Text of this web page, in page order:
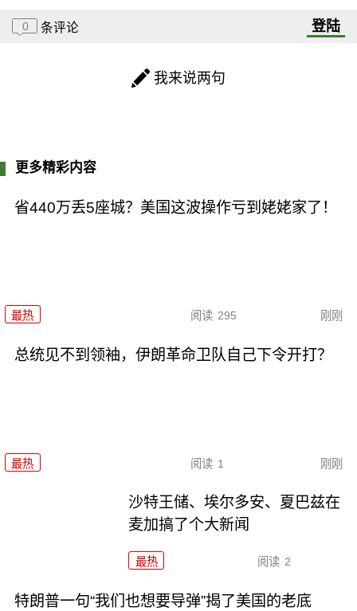
0 条评论 登陆
我来说两句
更多精彩内容
省440万丢5座城？美国这波操作亏到姥姥家了！
最热 阅读 295 刚刚
总统见不到领袖，伊朗革命卫队自己下令开打？
最热 阅读 1 刚刚
沙特王储、埃尔多安、夏巴兹在
麦加搞了个大新闻
最热 阅读 2
特朗普一句“我们也想要导弹”揭了美国的老底